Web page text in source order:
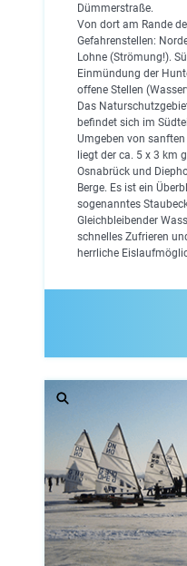
Dümmerstraße.
Von dort am Rande
Gefahrenstellen:
Lohne (Strömung!).
Einmündung der
offene Stellen
Das
befindet sich im
Umgeben von
liegt der ca. 5 x 3 km
Osnabrück und
Berge. Es ist ein
sogenanntes
Gleichbleibender
schnelles Zufrieren
herrliche